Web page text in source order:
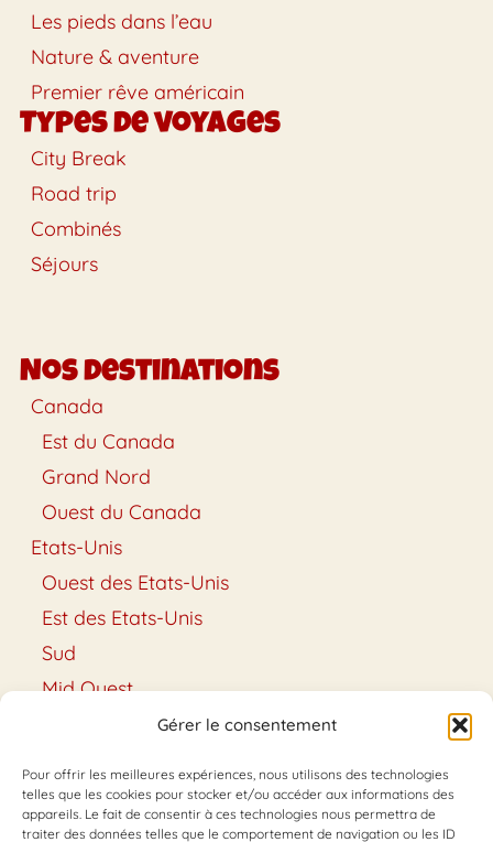
Gérer le consentement
Pour offrir les meilleures expériences, nous utilisons des technologies
telles que les cookies pour stocker et/ou accéder aux informations des
appareils. Le fait de consentir à ces technologies nous permettra de
traiter des données telles que le comportement de navigation ou les ID
Les pieds dans l’eau
Nature & aventure
Premier rêve américain
Types de voyages
City Break
Road trip
Combinés
Séjours
Nos destinations
Canada
Est du Canada
Grand Nord
Ouest du Canada
Etats-Unis
Ouest des Etats-Unis
Est des Etats-Unis
Sud
Mid Ouest
Conseils & Astuces
Conseils